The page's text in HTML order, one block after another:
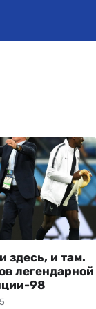
здесь, и там.
легендарной
98